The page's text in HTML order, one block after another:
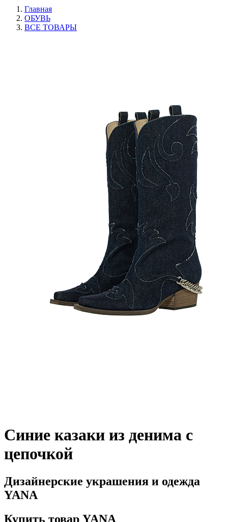
Главная
ОБУВЬ
ВСЕ ТОВАРЫ
Синие казаки из денима с
цепочкой
Дизайнерские украшения и одежда
YANA
Купить товар YANA